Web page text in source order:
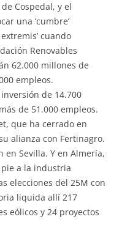
Cospedal, y el
una ‘cumbre’
cuando
Renovables
62.000 millones de
empleos.
de 14.700
de 51.000 empleos.
que ha cerrado en
alianza con Fertinagro.
en Sevilla. Y en Almería,
pie a la industria
elecciones del 25M con
liquida allí 217
eólicos y 24 proyectos